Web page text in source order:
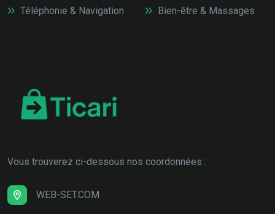
Téléphonie & Navigation
Bien-être & Massages
Vous trouverez ci-dessous nos coordonnées :
WEB-SET.COM